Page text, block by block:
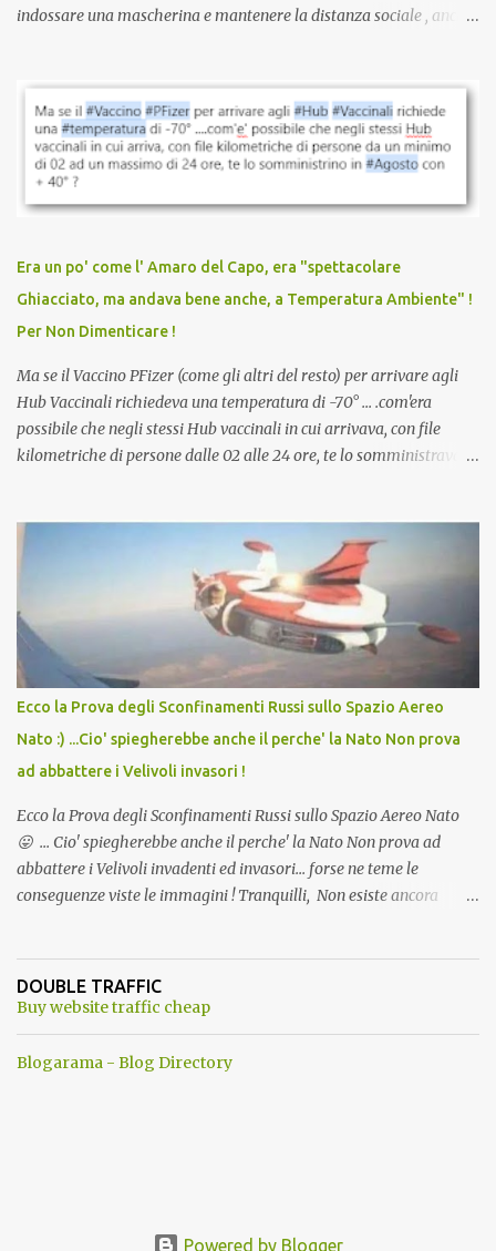
indossare una mascherina e mantenere la distanza sociale , anche
vaccinazione. Non avevamo mai sentito parlare di ricompense,
sconti, incentivi per vaccinarsi. Non avevamo mai visto
discriminazioni per coloro che non l’hanno fatto. Se non sei stato
vaccinato, nessuno aveva prima cercato di farti sentire una
persona cattiva. Non avevamo mai visto un vaccino che minacci le
scuola. Non avevamo mai visto un vaccino che permettesse a un
dodicenne di ignorare il consenso dei genitori. Dopo tutti i vaccini
che abbiamo elencato sopra...
Era un po' come l' Amaro del Capo, era "spettacolare
Ghiacciato, ma andava bene anche, a Temperatura Ambiente" !
Per Non Dimenticare !
Ma se il Vaccino PFizer (come gli altri del resto) per arrivare agli
Hub Vaccinali richiedeva una temperatura di -70° ... .com'era
possibile che negli stessi Hub vaccinali in cui arrivava, con file
kilometriche di persone dalle 02 alle 24 ore, te lo somministravano
Vaccino come: l' Amaro del Capo, era "spettacolare Ghiacciato, ma
andava bene anche, a Temperatura Ambiente"! Riproponiamo
l'articolo per NON Dimenticare!
Ecco la Prova degli Sconfinamenti Russi sullo Spazio Aereo
Nato :) ...Cio' spiegherebbe anche il perche' la Nato Non prova
ad abbattere i Velivoli invasori !
Ecco la Prova degli Sconfinamenti Russi sullo Spazio Aereo Nato
😛 ... Cio' spiegherebbe anche il perche' la Nato Non prova ad
abbattere i Velivoli invadenti ed invasori... forse ne teme le
conseguenze viste le immagini ! Tranquilli, Non esiste ancora
una guerra mondiale che difficilmente da menti sane, potrebbe
DOUBLE TRAFFIC
Buy website traffic cheap
Blogarama - Blog Directory
Powered by Blogger